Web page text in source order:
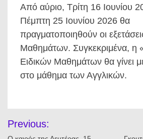
Από αύριο, Τρίτη 16 Ιουνίου
Πέμπτη 25 Ιουνίου 2026 θα
πραγματοποιηθούν οι
Μαθημάτων. Συγκεκριμένα, η
Ειδικών Μαθημάτων θα γίνει
στο μάθημα των Αγγλικών.
άρθρων
Previous: